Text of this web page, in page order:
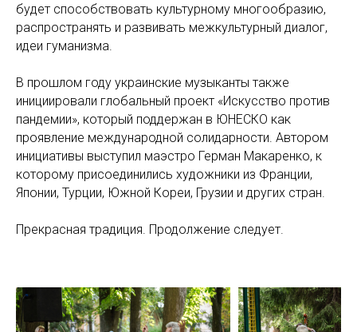
будет способствовать культурному многообразию,
распространять и развивать межкультурный диалог,
идеи гуманизма.
В прошлом году украинские музыканты также
инициировали глобальный проект «Искусство против
пандемии», который поддержан в ЮНЕСКО как
проявление международной солидарности. Автором
инициативы выступил маэстро Герман Макаренко, к
которому присоединились художники из Франции,
Японии, Турции, Южной Кореи, Грузии и других стран.
Прекрасная традиция. Продолжение следует.